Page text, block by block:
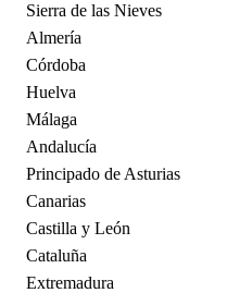
Sierra de las Nieves
Almería
Córdoba
Huelva
Málaga
Andalucía
Principado de Asturias
Canarias
Castilla y León
Cataluña
Extremadura